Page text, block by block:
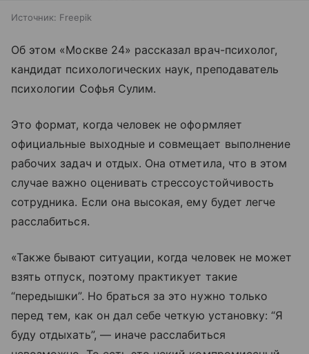
Источник: Freepik
Об этом «Москве 24» рассказал врач-психолог,
кандидат психологических наук, преподаватель
психологии Софья Сулим.
Это формат, когда человек не оформляет
официальные выходные и совмещает выполнение
рабочих задач и отдых. Она отметила, что в этом
случае важно оценивать стрессоустойчивость
сотрудника. Если она высокая, ему будет легче
расслабиться.
«Также бывают ситуации, когда человек не может
взять отпуск, поэтому практикует такие
“передышки”. Но браться за это нужно только
перед тем, как он дал себе четкую установку: “Я
буду отдыхать”, — иначе расслабиться